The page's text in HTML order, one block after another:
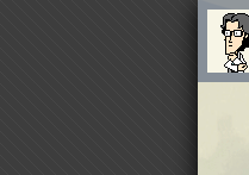
Salta al contenuto principale